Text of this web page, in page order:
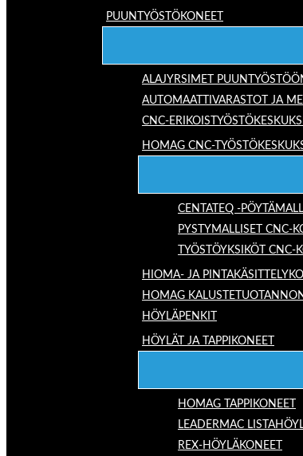
PUUNTYÖSTÖKONEET
ALAJYRSIMET
AUTOMAATTIVARASTOT JA
CNC-
HOMAG CNC-
CENTATEQ -
PYSTYMALLISET CNC-
TYÖSTÖYKSIKÖT CNC-
HIOMA- JA
HOMAG
HÖYLÄPENKIT
HÖYLÄT JA TAPPIKONEET
HOMAG TAPPIKONEET
LEADERMAC
REX-HÖYLÄKONEET